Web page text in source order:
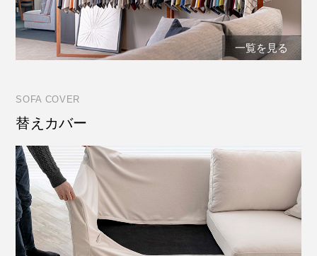
一覧を見る
SOFA COVER
替えカバー